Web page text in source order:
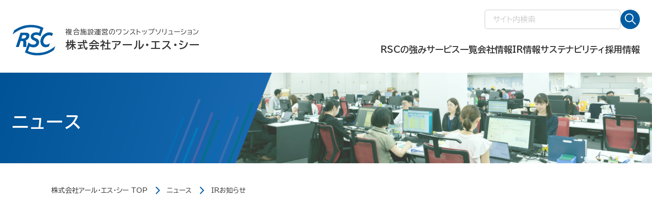
content
複合施設運営のワンストップソリューション
株式会社アール・エス・シー
索:
RSCの強みサービス一覧会社情報IR情報サステナビリティ採用情報
ニュース
株式会社アール・エス・シー TOP ニュース IRお知らせ